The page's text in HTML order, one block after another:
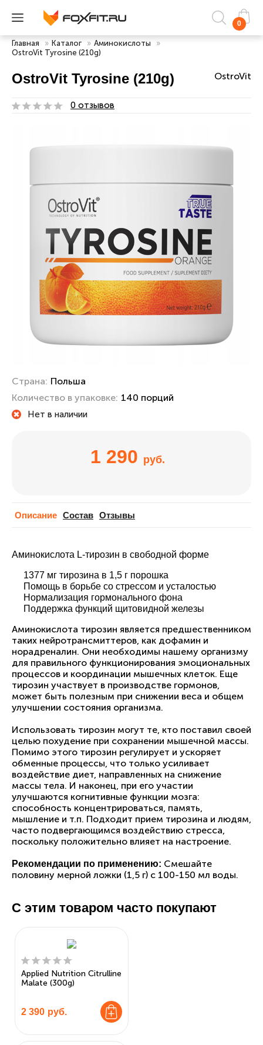
0
Главная » Каталог » Аминокислоты
»
OstroVit Tyrosine (210g)
OstroVit Tyrosine (210g) OstroVit
0 отзывов
Страна: Польша
Количество в упаковке: 140 порций
Нет в наличии
1 290 руб.
Описание Cостав Отзывы
Аминокислота L-тирозин в свободной форме
1377 мг тирозина в 1,5 г порошка
Помощь в борьбе со стрессом и усталостью
Нормализация гормонального фона
Поддержка функций щитовидной железы
Аминокислота тирозин является предшественником
таких нейротрансмиттеров, как дофамин и
норадреналин. Они необходимы нашему организму
для правильного функционирования эмоциональных
процессов и координации мышечных клеток. Еще
тирозин участвует в производстве гормонов,
может быть полезным при снижении веса и общем
улучшении состояния организма.
Использовать тирозин могут те, кто поставил своей
целью похудение при сохранении мышечной массы.
Помимо этого тирозин регулирует и ускоряет
обменные процессы, что только усиливает
воздействие диет, направленных на снижение
массы тела. И наконец, при его участии
улучшаются когнитивные функции мозга:
способность концентрироваться, память,
мышление и т.п. Подходит прием тирозина и людям,
часто подвергающимся воздействию стресса,
поскольку положительно влияет на настроение.
Рекомендации по применению: Смешайте
половину мерной ложки (1,5 г) с 100-150 мл воды.
С этим товаром часто покупают
Applied Nutrition Citrulline
Malate (300g)
2 390 руб.